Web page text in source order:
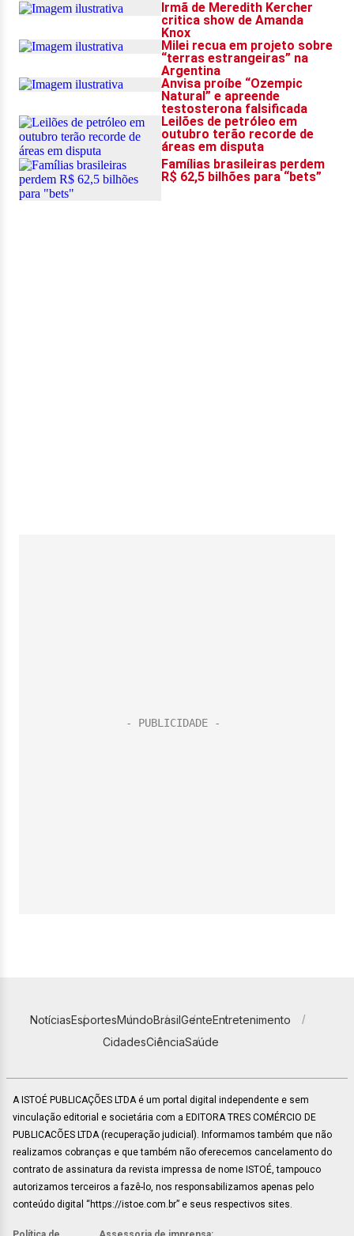
NotíciasEsportesMundoBrasilGenteEntretenimento
CidadesCiênciaSaúde
A ISTOÉ PUBLICAÇÕES LTDA é um portal digital independente e sem
vinculação editorial e societária com a EDITORA TRES COMÉRCIO DE
PUBLICACÕES LTDA (recuperação judicial). Informamos também que não
realizamos cobranças e que também não oferecemos cancelamento do
contrato de assinatura da revista impressa de nome ISTOÉ, tampouco
autorizamos terceiros a fazê-lo, nos responsabilizamos apenas pelo
conteúdo digital “https://istoe.com.br” e seus respectivos sites.